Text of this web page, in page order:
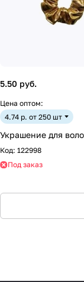
5.50 руб.
Цена оптом:
4.74 р. от 250 шт
Украшение для
Код: 122998
Под заказ